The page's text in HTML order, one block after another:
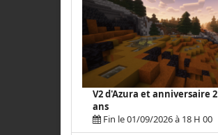
V2 d'Azura et anniversaire 2
ans
Fin le 01/09/2026 à 18 H 00